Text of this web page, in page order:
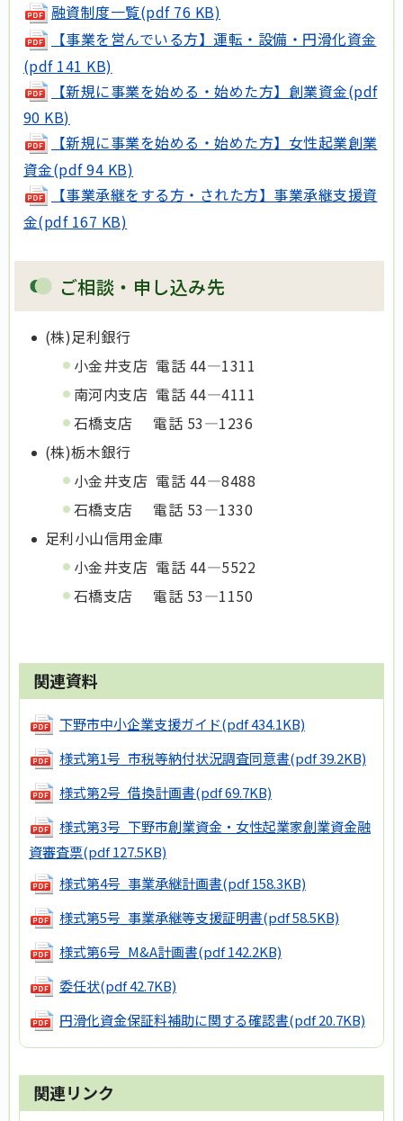
融資制度一覧(pdf 76 KB)
【事業を営んでいる方】運転・設備・円滑化資金
(pdf 141 KB)
【新規に事業を始める・始めた方】創業資金(pdf
90 KB)
【新規に事業を始める・始めた方】女性起業創業
資金(pdf 94 KB)
【事業承継をする方・された方】事業承継支援資
金(pdf 167 KB)
ご相談・申し込み先
(株)足利銀行
小金井支店 電話 44―1311
南河内支店 電話 44―4111
石橋支店 電話 53―1236
(株)栃木銀行
小金井支店 電話 44―8488
石橋支店 電話 53―1330
足利小山信用金庫
小金井支店 電話 44―5522
石橋支店 電話 53―1150
関連資料
下野市中小企業支援ガイド(pdf 434.1KB)
様式第1号_市税等納付状況調査同意書(pdf 39.2KB)
様式第2号_借換計画書(pdf 69.7KB)
様式第3号_下野市創業資金・女性起業家創業資金融
資審査票(pdf 127.5KB)
様式第4号_事業承継計画書(pdf 158.3KB)
様式第5号_事業承継等支援証明書(pdf 58.5KB)
様式第6号_M&A計画書(pdf 142.2KB)
委任状(pdf 42.7KB)
円滑化資金保証料補助に関する確認書(pdf 20.7KB)
関連リンク